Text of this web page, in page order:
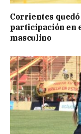
Corrientes
participación en
masculino